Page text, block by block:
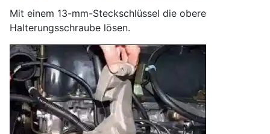
Mit einem 13-mm-Steckschlüssel die obere
Halterungsschraube lösen.